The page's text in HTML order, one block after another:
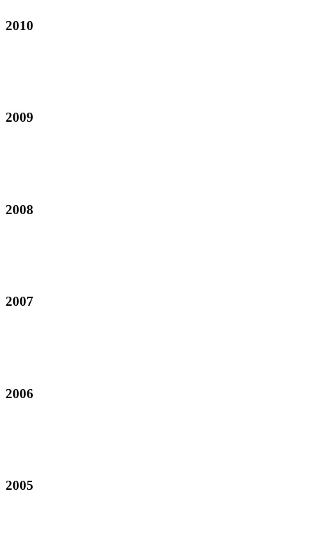
2010
2009
2008
2007
2006
2005